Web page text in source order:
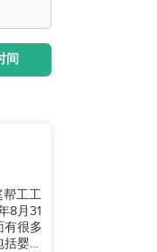
间
工工
8月31
有很多
婴儿